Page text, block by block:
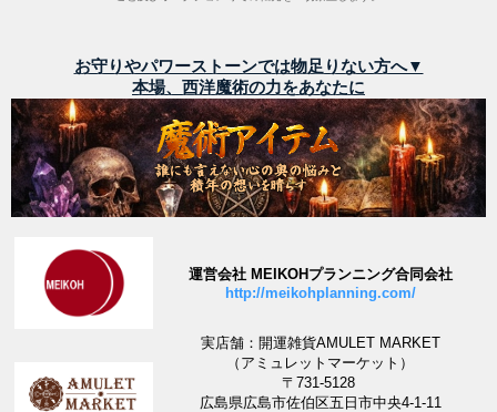
お守りやパワーストーンでは物足りない方へ▼
本場、西洋魔術の力をあなたに
運営会社 MEIKOHプランニング合同会社
http://meikohplanning.com/
実店舗：開運雑貨AMULET MARKET
（アミュレットマーケット）
〒731-5128
広島県広島市佐伯区五日市中央4-1-11